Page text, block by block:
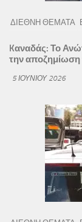
ΔΙΕΘΝΗ ΘΕΜΑΤΑ
Kαναδάς: Το
την αποζημίωση
5 ΙΟΥΝΊΟΥ 2026